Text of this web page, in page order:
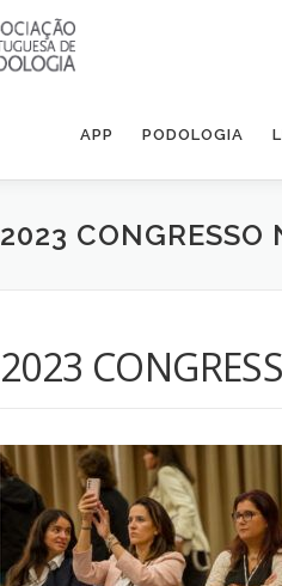
APP PODOLOGIA
2023
2023